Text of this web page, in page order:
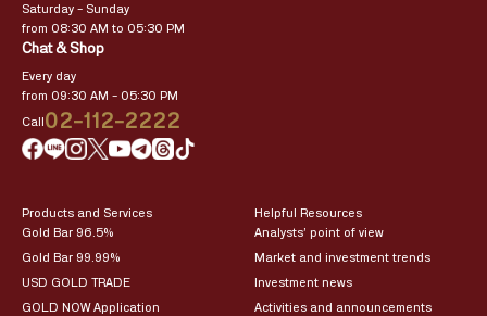
Saturday – Sunday
from 08:30 AM to 05:30 PM
Chat & Shop
Every day
from 09:30 AM – 05:30 PM
Call02-112-2222
Products and Services
Gold Bar 96.5%
Gold Bar 99.99%
USD GOLD TRADE
GOLD NOW Application
Helpful Resources
Analysts’ point of view
Market and investment trends
Investment news
Activities and announcements